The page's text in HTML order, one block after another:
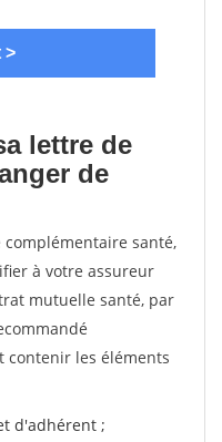
lettre de
de
santé,
à votre assureur
mutuelle santé, par
contenir les éléments
d'adhérent ;